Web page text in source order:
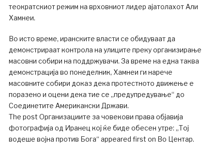
теократскиот режим на врховниот лидер ајатолахот Али
Хамнеи.
Во исто време, иранските власти се обидуваат да
демонстрираат контрола на улиците преку организирање
масовни собири на поддржувачи. За време на една таква
демонстрација во понеделник, Хамнеи ги нарече
масовните собири доказ дека протестното движење е
поразено и оцени дека тие се „предупредување“ до
Соединетите Американски Држави.
The post Организациите за човекови права објавија
фотографија од Иранец кој ќе биде обесен утре: „Тој
водеше војна против Бога“ appeared first on Во Центар.